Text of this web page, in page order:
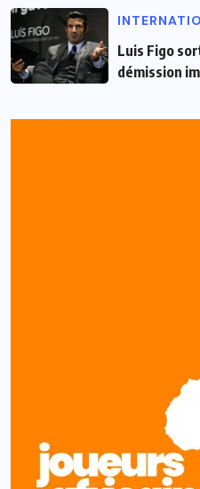
Luis Figo
démission